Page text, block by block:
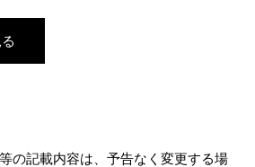
の記載内容は、予告なく変更する場